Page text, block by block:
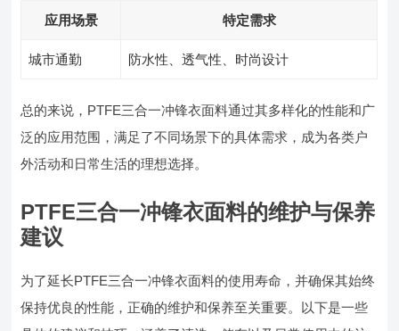
应用场景 特定需求
城市通勤 防水性、透气性、时尚设计
总的来说，PTFE三合一冲锋衣面料通过其多样化的性能和广
泛的应用范围，满足了不同场景下的具体需求，成为各类户
外活动和日常生活的理想选择。
PTFE三合一冲锋衣面料的维护与保养
建议
为了延长PTFE三合一冲锋衣面料的使用寿命，并确保其始终
保持优良的性能，正确的维护和保养至关重要。以下是一些